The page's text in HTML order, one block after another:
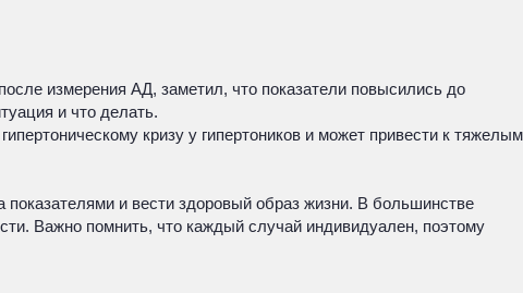
измерения АД, заметил, что показатели повысились до
и что делать.
кризу у гипертоников и может привести к тяжелым
и вести здоровый образ жизни. В большинстве
Важно помнить, что каждый случай индивидуален, поэтому